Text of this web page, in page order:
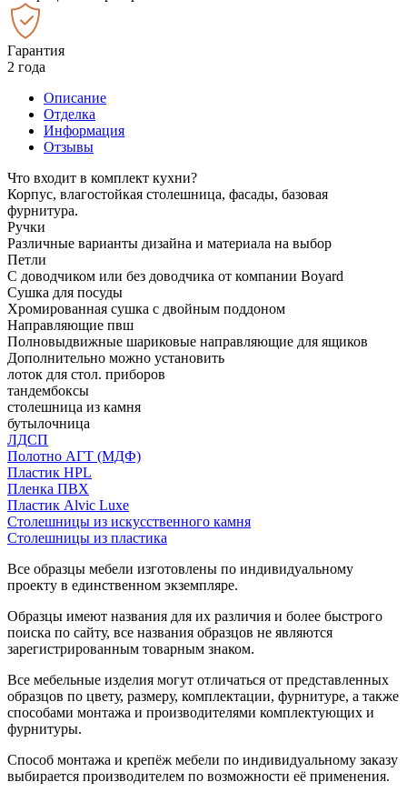
Гарантия
2 года
Описание
Отделка
Информация
Отзывы
Что входит в комплект кухни?
Корпус, влагостойкая столешница, фасады, базовая
фурнитура.
Ручки
Различные варианты дизайна и материала на выбор
Петли
С доводчиком или без доводчика от компании Boyard
Сушка для посуды
Хромированная сушка с двойным поддоном
Направляющие пвш
Полновыдвижные шариковые направляющие для ящиков
Дополнительно можно установить
лоток для стол. приборов
тандембоксы
столешница из камня
бутылочница
ЛДСП
Полотно АГТ (МДФ)
Пластик HPL
Пленка ПВХ
Пластик Alvic Luxe
Столешницы из искусственного камня
Столешницы из пластика
Все образцы мебели изготовлены по индивидуальному
проекту в единственном экземпляре.
Образцы имеют названия для их различия и более быстрого
поиска по сайту, все названия образцов не являются
зарегистрированным товарным знаком.
Все мебельные изделия могут отличаться от представленных
образцов по цвету, размеру, комплектации, фурнитуре, а также
способами монтажа и производителями комплектующих и
фурнитуры.
Способ монтажа и крепёж мебели по индивидуальному заказу
выбирается производителем по возможности её применения.